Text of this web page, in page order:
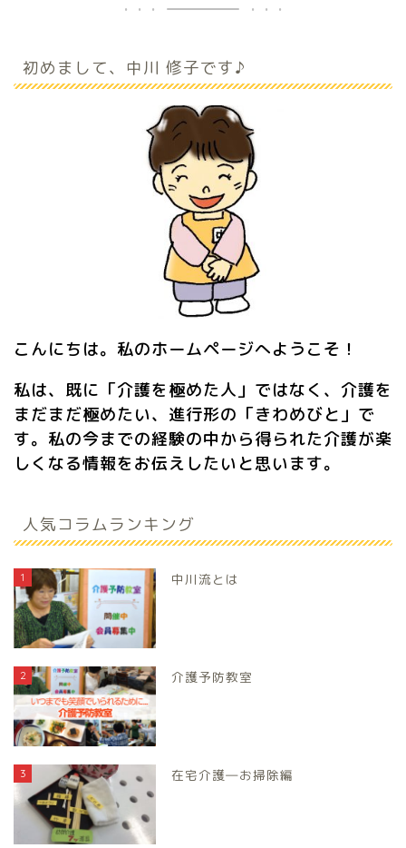
初めまして、中川 修子です♪
こんにちは。私のホームページへようこそ！
私は、既に「介護を極めた人」ではなく、介護を
まだまだ極めたい、進行形の「きわめびと」で
す。私の今までの経験の中から得られた介護が楽
しくなる情報をお伝えしたいと思います。
人気コラムランキング
1 中川流とは
2 介護予防教室
3 在宅介護―お掃除編